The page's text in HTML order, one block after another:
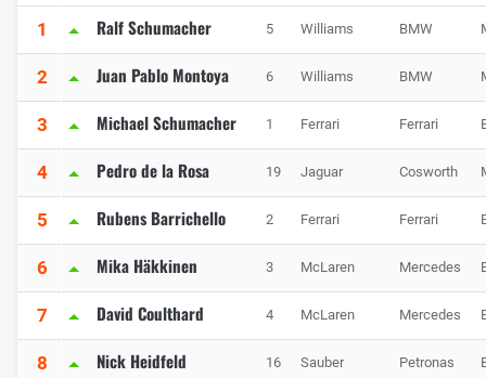
1 Ralf Schumacher 5 Williams BMW
2 Juan Pablo Montoya 6 Williams BMW
3 Michael Schumacher 1 Ferrari Ferrari
4 Pedro de la Rosa 19 Jaguar Cosworth
5 Rubens Barrichello 2 Ferrari Ferrari
6 Mika Häkkinen 3 McLaren Mercedes
7 David Coulthard 4 McLaren Mercedes
8 Nick Heidfeld 16 Sauber Petronas